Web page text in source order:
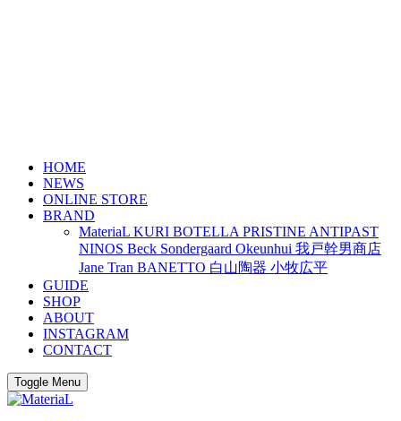
HOME
NEWS
ONLINE STORE
BRAND
MateriaL KURI BOTELLA PRISTINE ANTIPAST
NINOS Beck Sondergaard Okeunhui 我戸幹男商店
Jane Tran BANETTO 白山陶器 小牧広平
GUIDE
SHOP
ABOUT
INSTAGRAM
CONTACT
Toggle Menu